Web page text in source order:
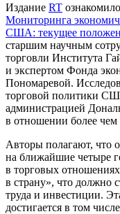
Издание RT
Мониторинга
США: текущее
старшим научным
торговли Института
и экспертом Фонда
Пономаревой.
торговой политики
администрацией
в отношении более чем
Авторы полагают, что
на ближайшие четыре
в торговых
в страну», что должно
труда и инвестиции.
достигается в том